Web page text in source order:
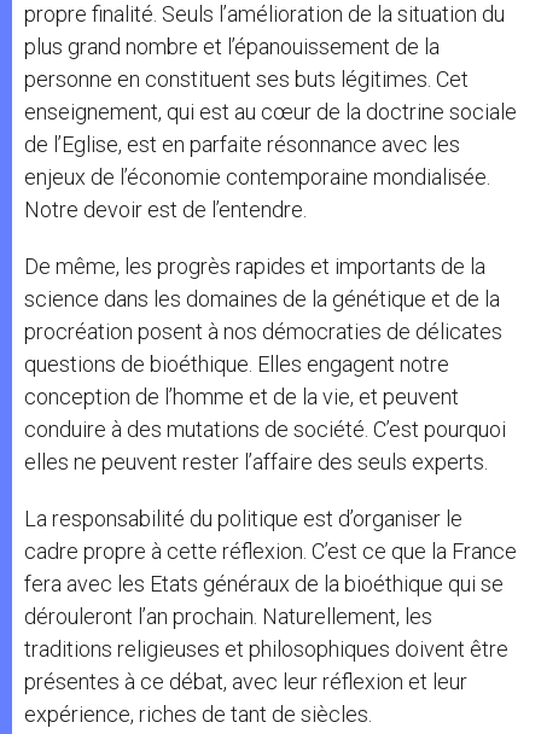
propre finalité. Seuls l’amélioration de la situation du
plus grand nombre et l’épanouissement de la
personne en constituent ses buts légitimes. Cet
enseignement, qui est au cœur de la doctrine sociale
de l’Eglise, est en parfaite résonnance avec les
enjeux de l’économie contemporaine mondialisée.
Notre devoir est de l’entendre.
De même, les progrès rapides et importants de la
science dans les domaines de la génétique et de la
procréation posent à nos démocraties de délicates
questions de bioéthique. Elles engagent notre
conception de l’homme et de la vie, et peuvent
conduire à des mutations de société. C’est pourquoi
elles ne peuvent rester l’affaire des seuls experts.
La responsabilité du politique est d’organiser le
cadre propre à cette réflexion. C’est ce que la France
fera avec les Etats généraux de la bioéthique qui se
dérouleront l’an prochain. Naturellement, les
traditions religieuses et philosophiques doivent être
présentes à ce débat, avec leur réflexion et leur
expérience, riches de tant de siècles.